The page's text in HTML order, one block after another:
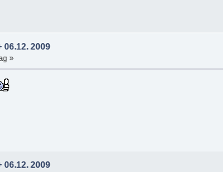
06.12. 2009
»
06.12. 2009